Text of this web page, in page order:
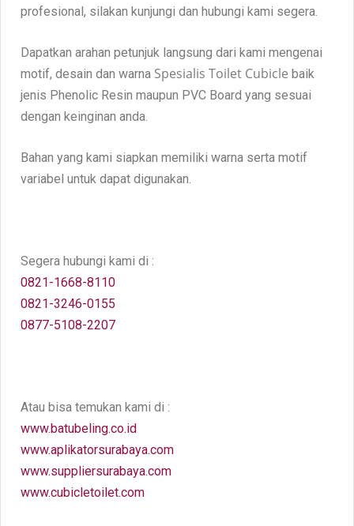
profesional, silakan kunjungi dan hubungi kami segera.
Dapatkan arahan petunjuk langsung dari kami mengenai
motif, desain dan warna Spesialis Toilet Cubicle baik
jenis Phenolic Resin maupun PVC Board yang sesuai
dengan keinginan anda.
Bahan yang kami siapkan memiliki warna serta motif
variabel untuk dapat digunakan.
Segera hubungi kami di :
0821-1668-8110
0821-3246-0155
0877-5108-2207
Atau bisa temukan kami di :
www.batubeling.co.id
www.aplikatorsurabaya.com
www.suppliersurabaya.com
www.cubicletoilet.com